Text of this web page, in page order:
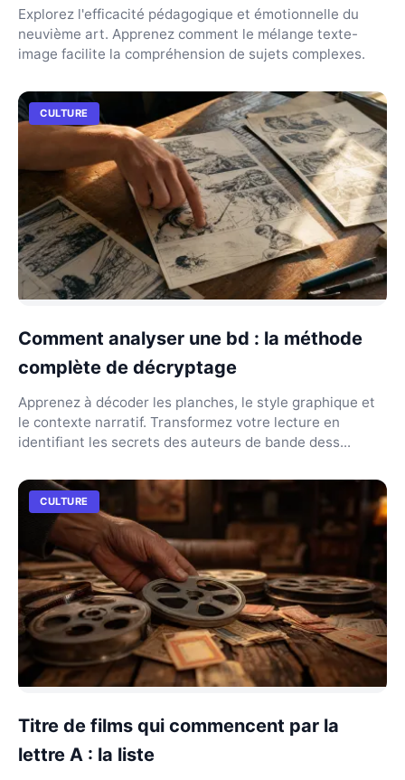
Explorez l'efficacité pédagogique et émotionnelle du
neuvième art. Apprenez comment le mélange texte-
image facilite la compréhension de sujets complexes.
CULTURE
Comment analyser une bd : la méthode
complète de décryptage
Apprenez à décoder les planches, le style graphique et
le contexte narratif. Transformez votre lecture en
identifiant les secrets des auteurs de bande dess...
CULTURE
Titre de films qui commencent par la
lettre A : la liste